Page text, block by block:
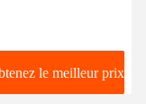
le meilleur prix